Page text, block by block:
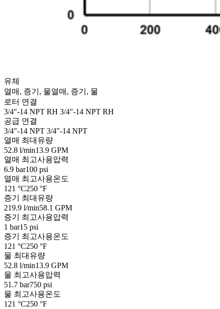
유체
열매, 증기, 물열매, 증기, 물
로터 연결
3/4"-14 NPT RH 3/4"-14 NPT RH
공급 연결
3/4"-14 NPT 3/4"-14 NPT
열매 최대유량
52.8 l/min13.9 GPM
열매 최고사용압력
6.9 bar100 psi
열매 최고사용온도
121 °C250 °F
증기 최대유량
219.9 l/min58.1 GPM
증기 최고사용압력
1 bar15 psi
증기 최고사용온도
121 °C250 °F
물 최대유량
52.8 l/min13.9 GPM
물 최고사용압력
51.7 bar750 psi
물 최고사용온도
121 °C250 °F